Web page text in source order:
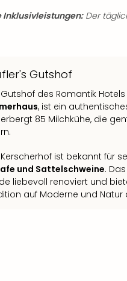
Inklusivleistungen:Der
Gutshof
Gutshof des Romantik
, ist ein
85 Milchkühe, die
ist bekannt für
und Sattelschweine.
liebevoll renoviert und
auf Moderne und Natur